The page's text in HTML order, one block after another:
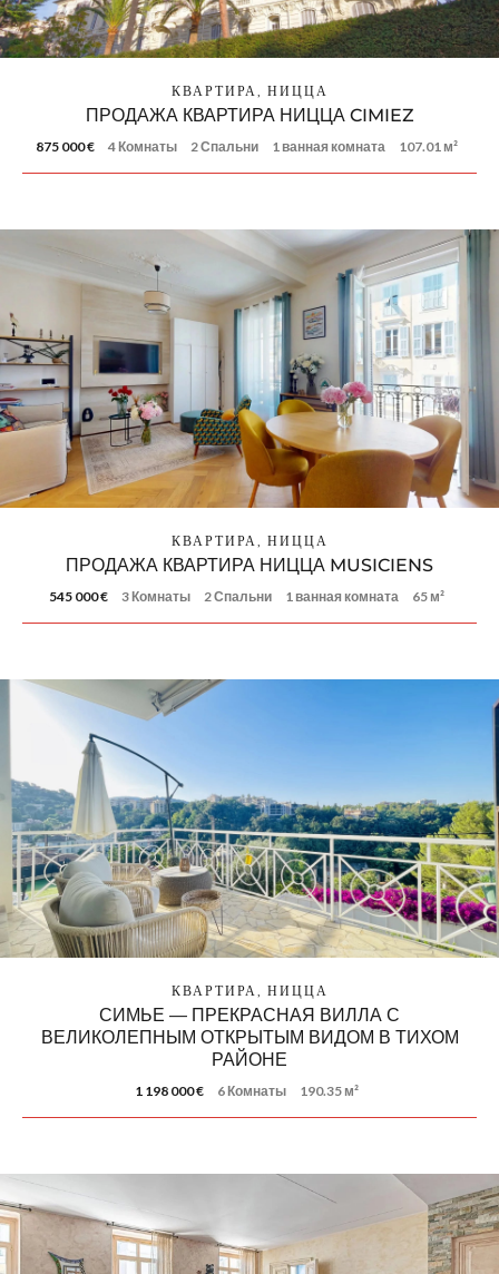
КВАРТИРА, НИЦЦА
ПРОДАЖА КВАРТИРА НИЦЦА CIMIEZ
875 000 € 4 Комнаты 2 Спальни 1 ванная комната 107.01 м²
КВАРТИРА, НИЦЦА
ПРОДАЖА КВАРТИРА НИЦЦА MUSICIENS
545 000 € 3 Комнаты 2 Спальни 1 ванная комната 65 м²
КВАРТИРА, НИЦЦА
СИМЬЕ — ПРЕКРАСНАЯ ВИЛЛА С
ВЕЛИКОЛЕПНЫМ ОТКРЫТЫМ ВИДОМ В ТИХОМ
РАЙОНЕ
1 198 000 € 6 Комнаты 190.35 м²